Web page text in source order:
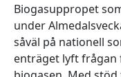
Biogasuppropet
under
såväl på nationell
enträget lyft frågan